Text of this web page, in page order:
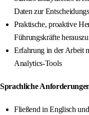
Daten zur
Praktische, proaktive
Führungskräfte
Erfahrung in der Arbeit
Analytics-Tools
Sprachliche
Fließend in Englisch